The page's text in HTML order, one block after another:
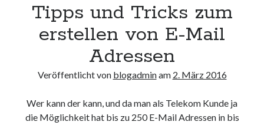
Tipps und Tricks zum
erstellen von E-Mail
Adressen
Veröffentlicht von blogadminam 2. März 2016
Wer kann der kann, und da man als Telekom Kunde ja
die Möglichkeit hat bis zu 250 E-Mail Adressen in bis